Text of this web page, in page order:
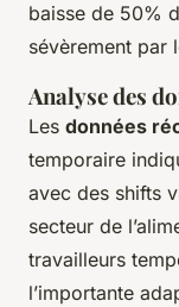
baisse de 50%
sévèrement par
Analyse des
Les données
temporaire
avec des shifts
secteur de
travailleurs
l’importante